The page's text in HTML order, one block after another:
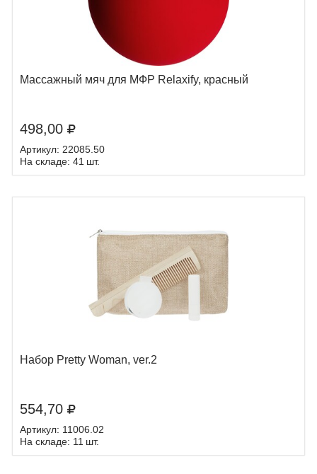
Массажный мяч для МФР Relaxify, красный
498,00
Артикул: 22085.50
На складе: 41 шт.
Набор Pretty Woman, ver.2
554,70
Артикул: 11006.02
На складе: 11 шт.